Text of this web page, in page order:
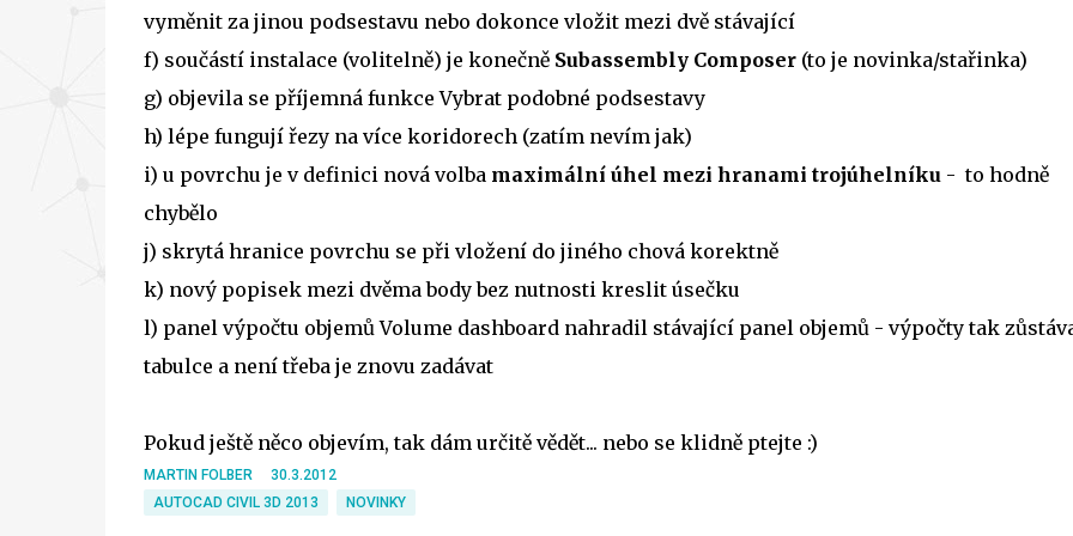
vyměnit za jinou podsestavu nebo dokonce vložit mezi dvě stávající
f) součástí instalace (volitelně) je konečně Subassembly Composer (to je novinka/stařinka)
g) objevila se příjemná funkce Vybrat podobné podsestavy
h) lépe fungují řezy na více koridorech (zatím nevím jak)
i) u povrchu je v definici nová volba maximální úhel mezi hranami trojúhelníku - to hodně
chybělo
j) skrytá hranice povrchu se při vložení do jiného chová korektně
k) nový popisek mezi dvěma body bez nutnosti kreslit úsečku
l) panel výpočtu objemů Volume dashboard nahradil stávající panel objemů - výpočty tak
tabulce a není třeba je znovu zadávat
Pokud ještě něco objevím, tak dám určitě vědět... nebo se klidně ptejte :)
MARTIN FOLBER
30.3.2012
AUTOCAD CIVIL 3D 2013
NOVINKY